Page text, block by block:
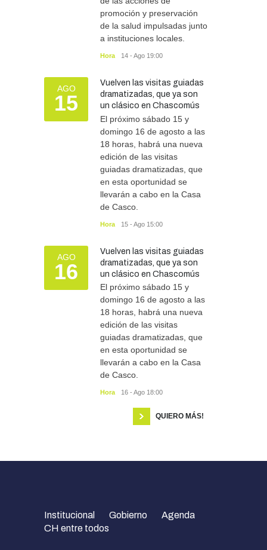
promoción y preservación
de la salud impulsadas junto
a instituciones locales.
Hora 14 - Ago 19:00
AGO
15
Vuelven las visitas guiadas
dramatizadas, que ya son
un clásico en Chascomús
El próximo sábado 15 y
domingo 16 de agosto a las
18 horas, habrá una nueva
edición de las visitas
guiadas dramatizadas, que
en esta oportunidad se
llevarán a cabo en la Casa
de Casco.
Hora 15 - Ago 15:00
AGO
16
Vuelven las visitas guiadas
dramatizadas, que ya son
un clásico en Chascomús
El próximo sábado 15 y
domingo 16 de agosto a las
18 horas, habrá una nueva
edición de las visitas
guiadas dramatizadas, que
en esta oportunidad se
llevarán a cabo en la Casa
de Casco.
Hora 16 - Ago 18:00
QUIERO MÁS!
Institucional Gobierno
Agenda
CH entre todos